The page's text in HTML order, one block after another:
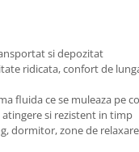
si depozitat
ridicata, confort de
fluida ce se muleaza pe
si rezistent in timp
dormitor, zone de